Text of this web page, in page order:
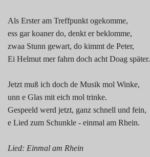
Als Erster am Treffpunkt ogekomme,
ess gar koaner do, denkt er beklomme,
zwaa Stunn gewart, do kimmt de Peter,
Ei Helmut mer fahrn doch acht Doag später.
Jetzt muß ich doch de Musik mol Winke,
unn e Glas mit eich mol trinke.
Gespeeld werd jetzt, ganz schnell und fein,
e Lied zum Schunkle - einmal am Rhein.
Lied: Einmal am Rhein